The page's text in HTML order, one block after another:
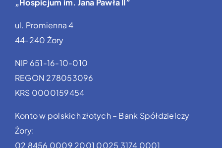
„Hospicjum im. Jana Pawła II”
ul. Promienna 4
44-240 Żory
NIP 651-16-10-010
REGON 278053096
KRS 0000159454
Konto w polskich złotych – Bank Spółdzielczy
Żory:
02 8456 0009 2001 0025 3174 0001